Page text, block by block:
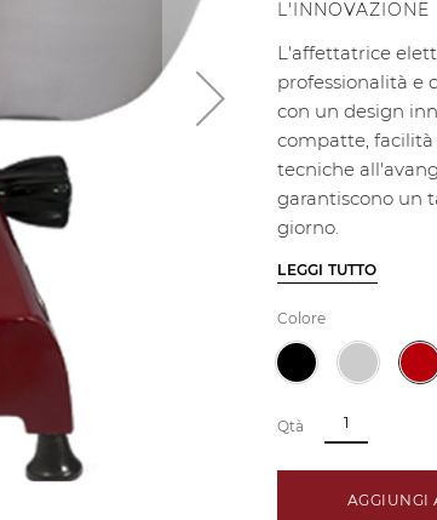
L'INNOVAZIONE
L'affettatrice
professionalità e
con un design
compatte, facilità
tecniche
garantiscono un
giorno.
LEGGI TUTTO
Colore
Qtà
AGGIUNGI